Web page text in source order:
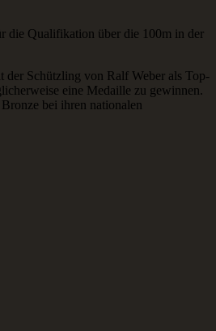
die Qualifikation über die 100m in der
Schützling von Ralf Weber als Top-
eine Medaille zu gewinnen.
bei ihren nationalen